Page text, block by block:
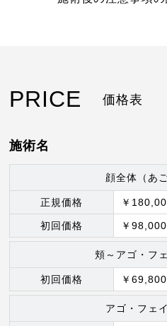
PRICE 価格表
施術名
顔全体（あ
正規価格 ￥
初回価格 ￥98,000
頬～アゴ・フ
初回価格 ￥69,800
アゴ・フェ